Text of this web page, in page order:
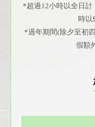
*超過12小時以全日計
時以
*過年期間(除夕至初
假額